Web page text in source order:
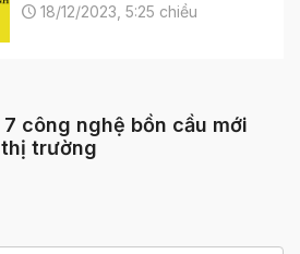
18/12/2023, 5:25 chiều
công nghệ bồn cầu mới
trường